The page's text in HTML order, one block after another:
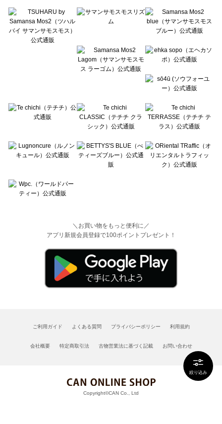
絞り込み
Lugnoncure（ルノンキュール）のアウター一覧
BETTY'S BLUE（べティーズブルー）のアウター一覧
Wpc.（ワールドパーティー）のアウター一覧
＼お買い物をもっと便利に／
アプリ新規会員登録で100ポイントプレゼント！
ご利用ガイド よくある質問 プライバシーポリシー 利用規約
会社概要 特定商取引法 古物営業法に基づく記載 お問い合わせ
Copyright©CAN Co., Ltd